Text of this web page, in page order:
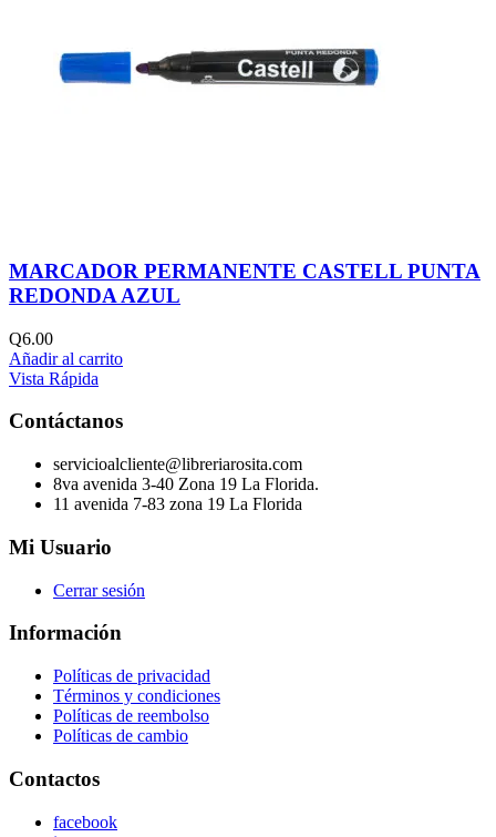
MARCADOR PERMANENTE CASTELL PUNTA
REDONDA AZUL
Q6.00
Añadir al carrito
Vista Rápida
Contáctanos
servicioalcliente@libreriarosita.com
8va avenida 3-40 Zona 19 La Florida.
11 avenida 7-83 zona 19 La Florida
Mi Usuario
Cerrar sesión
Información
Políticas de privacidad
Términos y condiciones
Políticas de reembolso
Políticas de cambio
Contactos
facebook